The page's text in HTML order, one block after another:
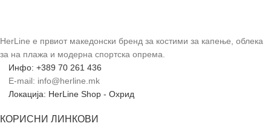
HerLine е првиот македонски бренд за костими за капење, облека
за на плажа и модерна спортска опрема.
Инфо: +389 70 261 436
E-mail: info@herline.mk
Локација: HerLine Shop - Охрид
КОРИСНИ ЛИНКОВИ